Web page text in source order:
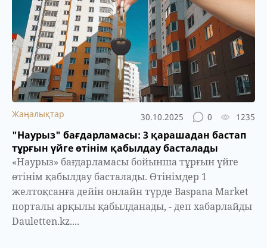
Жаңалықтар 30.10.2025 0 1235
"Наурыз" бағдарламасы: 3 қарашадан бастап
тұрғын үйге өтінім қабылдау басталады
«Наурыз» бағдарламасы бойынша тұрғын үйге
өтінім қабылдау басталады. Өтінімдер 1
желтоқсанға дейін онлайн түрде Baspana Market
порталы арқылы қабылданады, - деп хабарлайды
Dauletten.kz....